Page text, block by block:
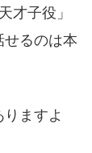
才子役」
るのは本
ますよ